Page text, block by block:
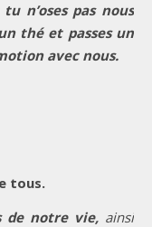
n’oses pas nous
thé et passes un
avec nous.
tous.
de notre vie, ainsi